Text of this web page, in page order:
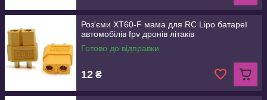
Роз'єми XT60-F мама для RC Lipo батареї
автомобілів fpv дронів літаків
Готово до відправки
12 ₴